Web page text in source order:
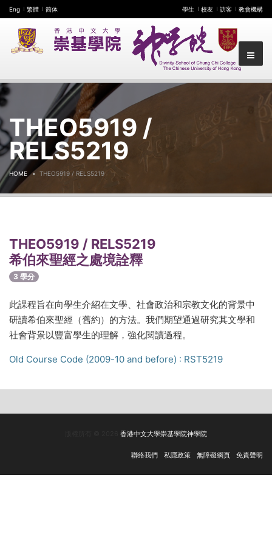
Eng 繁體 简体 學生 校友 訪客 教會機構
THEO5919 /
RELS5219
HOME THEO5919 / RELS5219
THEO5919 / RELS5219
希伯來聖經之處境詮釋
3 學分
此課程旨在向學生介紹在文學、社會政治和宗教文化的背景中
研讀希伯來聖經（舊約）的方法。我們期望通過研究其文學和
社會背景以豐富學生的理解，強化閱讀過程。
Old Course Code (2009-10 and before) : RST5219
香港中文大學崇基學院神學院
免責聲明
無障礙網頁
私隱政策
聯絡我們